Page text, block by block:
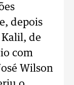
depois
Kalil, de
com
Wilson